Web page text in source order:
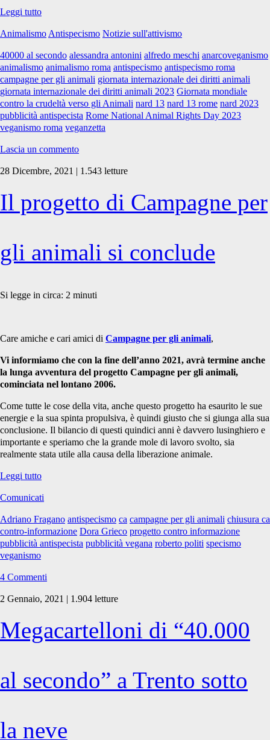
Leggi tutto“40.000
secondo”
NARD
13
di
Roma
Animalismo Antispecismo Notizie sull'attivismo
40000 al secondo alessandra antonini alfredo meschi anarcoveganismo
animalismo animalismo roma antispecismo antispecismo roma
campagne per gli animali giornata internazionale dei diritti animali
giornata internazionale dei diritti animali 2023 Giornata mondiale
contro la crudeltà verso gli Animali nard 13 nard 13 rome nard 2023
pubblicità antispecista Rome National Animal Rights Day 2023
veganismo roma veganzetta
Lascia un commento
28 Dicembre, 2021 | 1.543 letture
Il progetto di Campagne per
gli animali si conclude
Si legge in circa: 2 minuti
Care amiche e cari amici di Campagne per gli animali,
Vi informiamo che con la fine dell’anno 2021, avrà termine anche
la lunga avventura del progetto Campagne per gli animali,
cominciata nel lontano 2006.
Come tutte le cose della vita, anche questo progetto ha esaurito le sue
energie e la sua spinta propulsiva, è quindi giusto che si giunga alla sua
conclusione. Il bilancio di questi quindici anni è davvero lusinghiero e
importante e speriamo che la grande mole di lavoro svolto, sia
realmente stata utile alla causa della liberazione animale.
Leggi tuttoIl
di
per
gli
animali
conclude
Comunicati
Adriano Fragano antispecismo ca campagne per gli animali chiusura ca
contro-informazione Dora Grieco progetto contro informazione
pubblicità antispecista pubblicità vegana roberto politi specismo
veganismo
4 Commenti
2 Gennaio, 2021 | 1.904 letture
Megacartelloni di “40.000
al secondo” a Trento sotto
la neve